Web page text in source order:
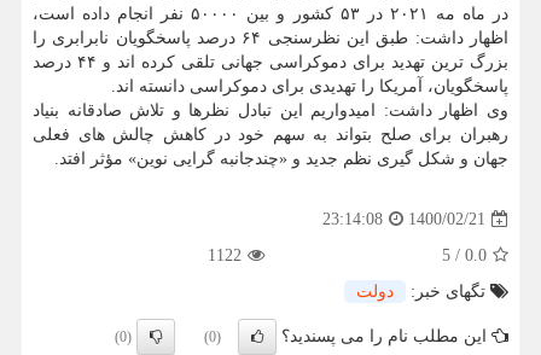
در ماه مه ۲۰۲۱ در ۵۳ کشور و بین ۵۰۰۰۰ نفر انجام داده است،
اظهار داشت: طبق این نظرسنجی ۶۴ درصد پاسخگویان نابرابری را
بزرگ ترین تهدید برای دموکراسی جهانی تلقی کرده اند و ۴۴ درصد
پاسخگویان، آمریکا را تهدیدی برای دموکراسی دانسته اند.
وی اظهار داشت: امیدواریم این تبادل نظرها و تلاش صادقانه بنیاد
رهبران برای صلح بتواند به سهم خود در کاهش چالش های فعلی
جهان و شکل گیری نظم جدید و «چندجانبه گرایی نوین» مؤثر افتد.
1400/02/21
23:14:08
0.0
/
5
1122
تگهای خبر:
دولت
این مطلب نام را می پسندید؟ (0)
(0)